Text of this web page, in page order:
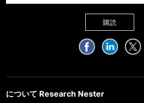
購読
について Research Nester